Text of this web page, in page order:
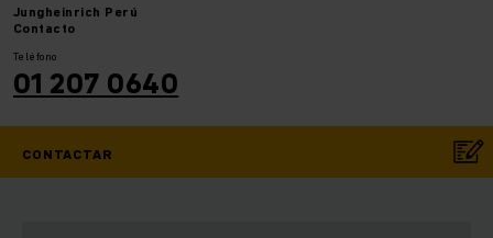
Jungheinrich Perú
Contacto
Teléfono
01 207 0640
CONTACTAR